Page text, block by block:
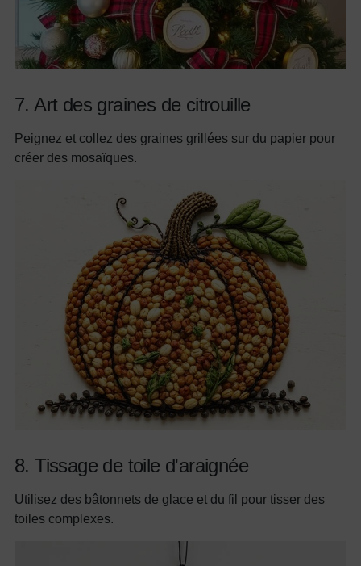
7. Art des graines de citrouille
Peignez et collez des graines grillées sur du papier pour
créer des mosaïques.
8. Tissage de toile d'araignée
Utilisez des bâtonnets de glace et du fil pour tisser des
toiles complexes.